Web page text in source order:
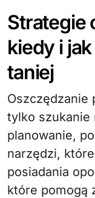
Strategie
kiedy i
taniej
Oszczędzanie
tylko szukanie
planowanie,
narzędzi,
posiadania
które pomogą